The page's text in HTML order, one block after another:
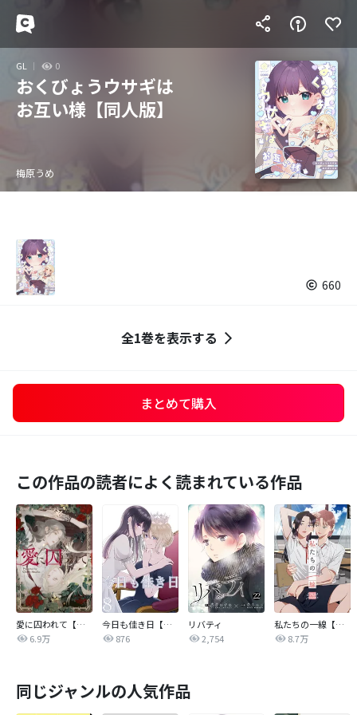
GL 0
おくびょうウサギは
お互い様【同人版】
梅原うめ
660
全1巻を表示する
まとめて購入
この作品の読者によく読まれている作品
愛に囚われて【タテヨミ】
6.9万
今日も佳き日【連載版】
876
リバティ
2,754
私たちの一線【タテヨミ】
8.7万
同じジャンルの人気作品